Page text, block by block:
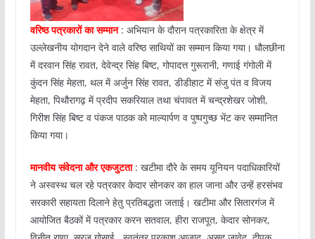
वरिष्ठ पत्रकारों का सम्मान: अभियान के दौरान पत्रकारिता के क्षेत्र में
उल्लेखनीय योगदान देने वाले वरिष्ठ साथियों का सम्मान किया गया। धौलछीना
में दरवान सिंह रावत, देवेन्द्र सिंह बिष्ट, गोपादत्त गुरूरानी, गणाई गंगोली में
कुंदन सिंह मेहता, थल में अर्जुन सिंह रावत, डीडीहाट में संजु पंत व विजय
मेहता, पिथौरागढ़ में प्रदीप सकरियाल तथा चंपावत में चन्द्रशेखर जोशी,
गिरीश सिंह बिष्ट व पंकज पाठक को माल्यार्पण व पुष्पगुच्छ भेंट कर सम्मानित
किया गया।
मानवीय संवेदना और एकजुटता: खटीमा दौरे के समय यूनियन पदाधिकारियों
ने अस्वस्थ चल रहे पत्रकार केदार सोनकर का हाल जाना और उन्हें हरसंभव
सरकारी सहायता दिलाने हेतु प्रतिबद्धता जताई। खटीमा और सितारगंज में
आयोजित बैठकों में पत्रकार करन सतवाल, हीरा राजपूत, केदार सोनकर,